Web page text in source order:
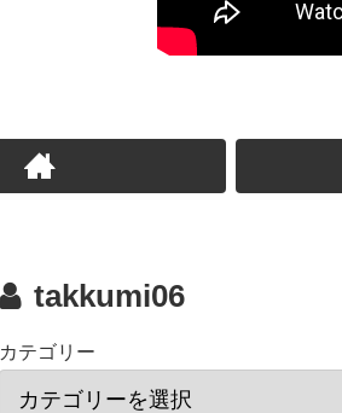
takkumi06
カテゴリー